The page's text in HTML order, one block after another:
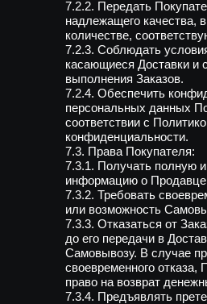
7.2.2. Передать
надлежащего качества,
количестве,
7.2.3. Соблюдать
касающиеся Доставки и
выполнения Заказов.
7.2.4. Обеспечить
персональных данных
соответствии с
конфиденциальности.
7.3. Права Покупателя:
7.3.1. Получать полную
информацию о Продавце
7.3.2. Требовать
или возможность
7.3.3. Отказаться от
до его передачи в
Самовывозу. В случае
своевременного отказа,
право на возврат
7.3.4. Предъявлять